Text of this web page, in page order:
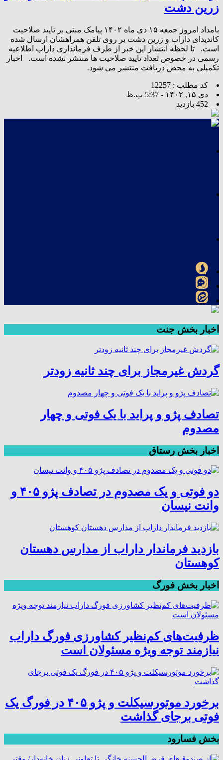
زرین دشت
بامداد امروز جمعه ۱۵ دی ماه ۱۴٠۲ پیامک مبنی بر تایید صلاحیت
کاندیدای داراب و زرین دشت بر روی تلفن همراهشان ارسال شده
است. تا لحظه انتشار این خبر از طرف فرمانداری داراب اطلاعیه
رسمی در خصوص تعداد تایید صلاحیت ها منتشر نشده است. اخبار
تکمیلی به محض دریافت منتشر می شود.
کد مطلب : 12257
دی ۱۵, ۱۴۰۲ - 5:37 ب.ظ
452 بازدید
اخبار بخش جنت
گردش غیرمجاز برای چند ثانیه زودتر
تصادف پژو و پراید با یک فوتی و چهار
مصدوم
اخبار بخش رستاق
دو فوتی و یک مصدوم در تصادف پژو ۴۰۵ و
وانت نیسان
بازدید فرماندار داراب از مدارس دهستان
کوهستان
اخبار بخش فورگ
ظرفیت‌های کم‌نظیر کشاورزی فورگ داراب
نیازمند توجه ویژه مسئولان است
برخورد موتورسیکلت و پژو ۴۰۵ در فورگ یک
فوتی برجای گذاشت
بخش فسارود